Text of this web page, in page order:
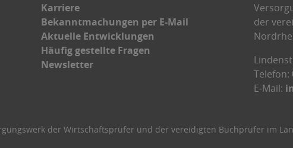
Karriere
Bekanntmachungen per E-Mail
Aktuelle Entwicklungen
Häufig gestellte Fragen
Newsletter
der
Telefon:
E-Mail:
der Wirtschaftsprüfer und der vereidigten Buchprüfer im